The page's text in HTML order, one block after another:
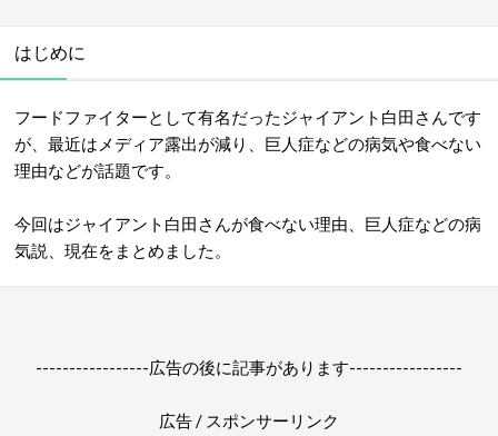
はじめに
フードファイターとして有名だったジャイアント白田さんです
が、最近はメディア露出が減り、巨人症などの病気や食べない
理由などが話題です。
今回はジャイアント白田さんが食べない理由、巨人症などの病
気説、現在をまとめました。
-----------------広告の後に記事があります-----------------
広告 / スポンサーリンク